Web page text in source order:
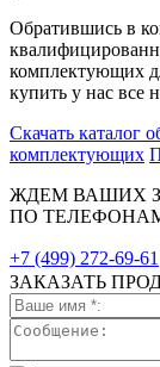
Обратившись в
комплектующих
купить у нас все
Скачать каталог
комплектующих
ЖДЕМ ВАШИХ
ПО
+7 (499) 272-69-61
ЗАКАЗАТЬ